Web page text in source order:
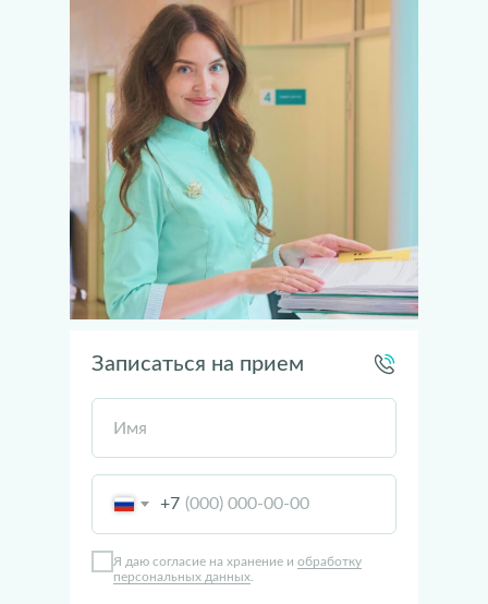
Записаться на прием
Имя
+7
Я даю согласие на хранение и обработку
персональных данных